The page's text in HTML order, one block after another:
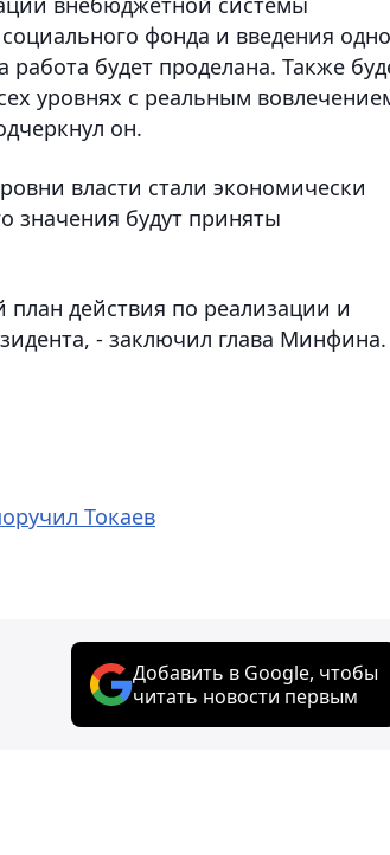
фонда и введения
будет проделана. Также
уровнях с реальным
он.
власти стали экономически
значения будут приняты
действия по реализации и
- заключил глава Минфина.
Токаев
Добавить в Google, чтобы
читать новости первым